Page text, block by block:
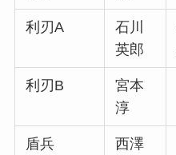
利刃A
石川
英郎
利刃B
宮本
淳
盾兵
西澤